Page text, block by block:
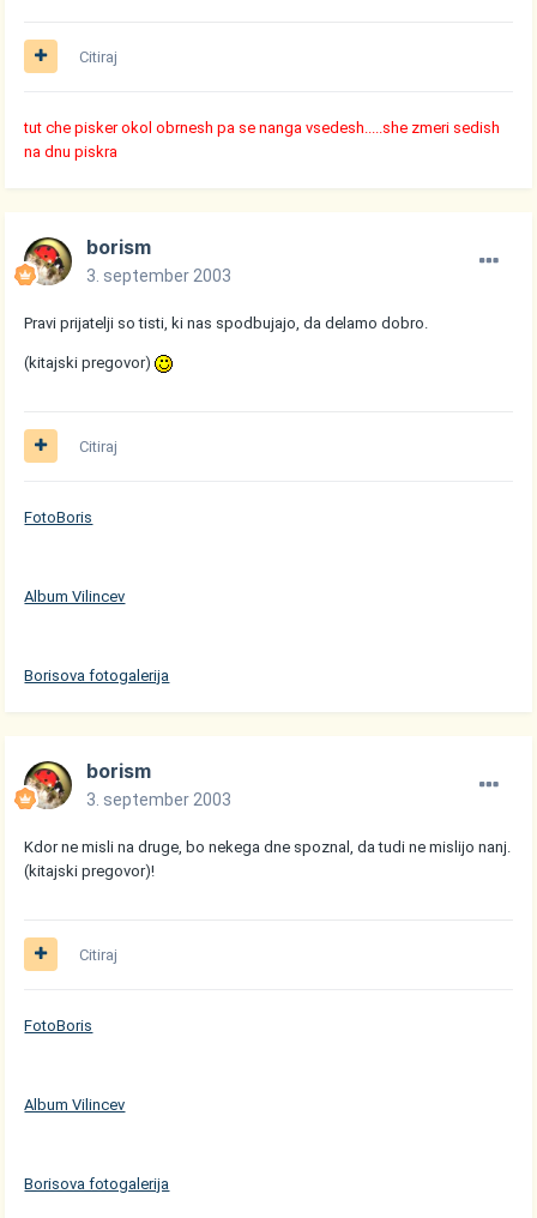
Citiraj
tut che pisker okol obrnesh pa se nanga vsedesh.....she zmeri sedish
na dnu piskra
borism
3. september 2003
Pravi prijatelji so tisti, ki nas spodbujajo, da delamo dobro.
(kitajski pregovor)
Citiraj
FotoBoris
Album Vilincev
Borisova fotogalerija
borism
3. september 2003
Kdor ne misli na druge, bo nekega dne spoznal, da tudi ne mislijo nanj.
(kitajski pregovor)!
Citiraj
FotoBoris
Album Vilincev
Borisova fotogalerija